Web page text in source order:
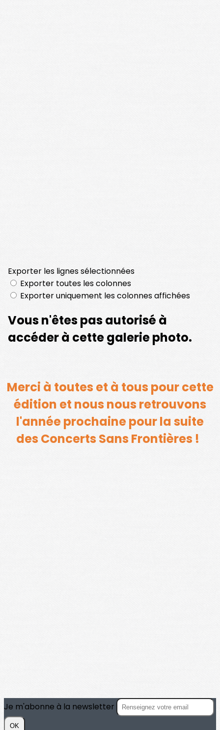
Merci à toutes et à tous pour cette
édition et nous nous retrouvons
l'année prochaine pour la suite
des Concerts Sans Frontières !
Je m'abonne à la newsletter
OK